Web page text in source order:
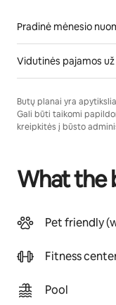
Pradinė mėnesio
Vidutinės pajamos
Butų planai yra
Gali būti taikomi
kreipkitės į būsto
What the
Pet friendly
Fitness
Pool